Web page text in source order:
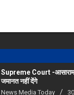
Supreme Court -आसाराम
जमानत नहीं देंगे
News Media Today